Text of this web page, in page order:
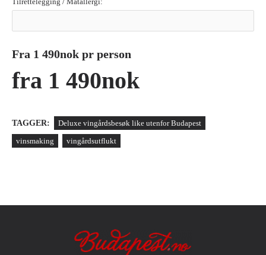
Fra 1 490nok pr person
fra 1 490nok
TAGGER:
Deluxe vingårdsbesøk like utenfor Budapest
vinsmaking
vingårdsutflukt